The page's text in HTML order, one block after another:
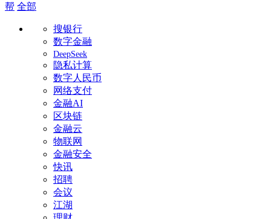
帮 全部
搜银行
数字金融
DeepSeek
隐私计算
数字人民币
网络支付
金融AI
区块链
金融云
物联网
金融安全
快讯
招聘
会议
江湖